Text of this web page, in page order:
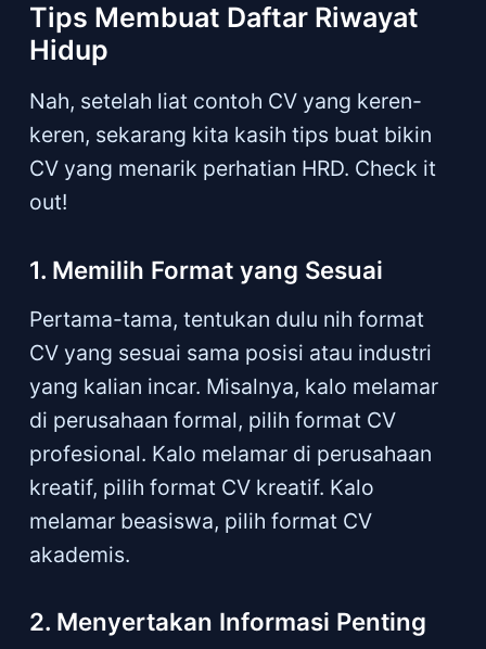
Tips Membuat Daftar Riwayat
Hidup
Nah, setelah liat contoh CV yang keren-
keren, sekarang kita kasih tips buat bikin
CV yang menarik perhatian HRD. Check it
out!
1. Memilih Format yang Sesuai
Pertama-tama, tentukan dulu nih format
CV yang sesuai sama posisi atau industri
yang kalian incar. Misalnya, kalo melamar
di perusahaan formal, pilih format CV
profesional. Kalo melamar di perusahaan
kreatif, pilih format CV kreatif. Kalo
melamar beasiswa, pilih format CV
akademis.
2. Menyertakan Informasi Penting